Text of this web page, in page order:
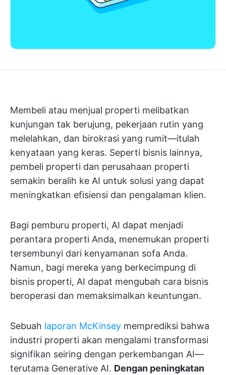
Membeli atau menjual properti melibatkan
kunjungan tak berujung, pekerjaan rutin yang
melelahkan, dan birokrasi yang rumit—itulah
kenyataan yang keras. Seperti bisnis lainnya,
pembeli properti dan perusahaan properti
semakin beralih ke AI untuk solusi yang dapat
meningkatkan efisiensi dan pengalaman klien.
Bagi pemburu properti, AI dapat menjadi
perantara properti Anda, menemukan properti
tersembunyi dari kenyamanan sofa Anda.
Namun, bagi mereka yang berkecimpung di
bisnis properti, AI dapat mengubah cara bisnis
beroperasi dan memaksimalkan keuntungan.
Sebuah laporan McKinsey memprediksi bahwa
industri properti akan mengalami transformasi
signifikan seiring dengan perkembangan AI—
terutama Generative AI. Dengan peningkatan